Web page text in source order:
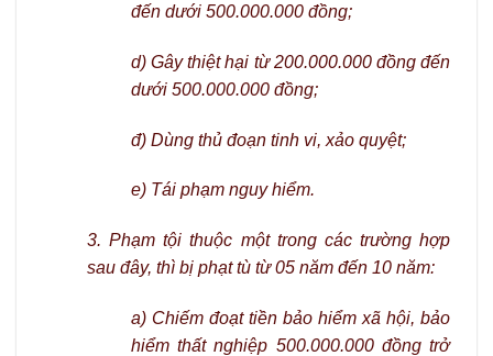
đến dưới 500.000.000 đồng;
d) Gây thiệt hại từ 200.000.000 đồng đến
dưới 500.000.000 đồng;
đ) Dùng thủ đoạn tinh vi, xảo quyệt;
e) Tái phạm nguy hiểm.
3. Phạm tội thuộc một trong các trường hợp
sau đây, thì bị phạt tù từ 05 năm đến 10 năm:
a) Chiếm đoạt tiền bảo hiểm xã hội, bảo
hiểm thất nghiệp 500.000.000 đồng trở